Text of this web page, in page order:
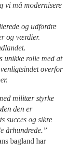
vi må modernisere
og udfordre
og værdier.
unikke rolle med at
overfor
militær styrke
den er
succes og sikre
århundrede.”
bagland har